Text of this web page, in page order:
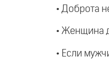
• Доброта
• Женщина
• Если